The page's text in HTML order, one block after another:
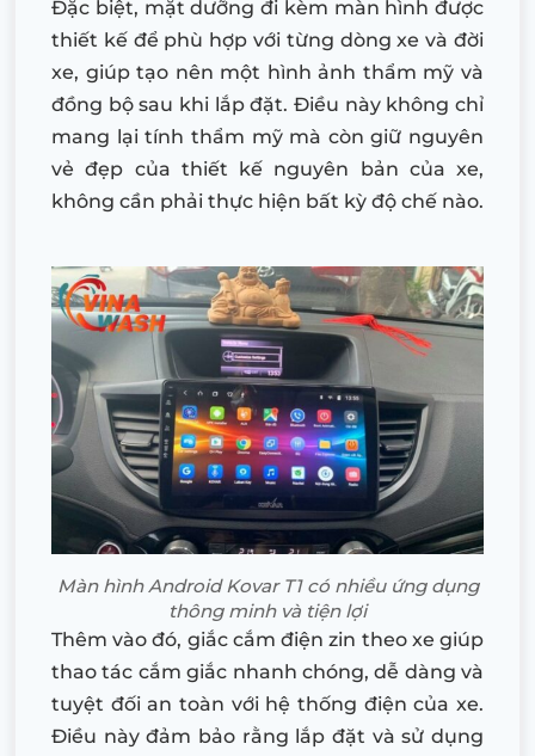
Đặc biệt, mặt dưỡng đi kèm màn hình được
thiết kế để phù hợp với từng dòng xe và đời
xe, giúp tạo nên một hình ảnh thẩm mỹ và
đồng bộ sau khi lắp đặt. Điều này không chỉ
mang lại tính thẩm mỹ mà còn giữ nguyên
vẻ đẹp của thiết kế nguyên bản của xe,
không cần phải thực hiện bất kỳ độ chế nào.
Màn hình Android Kovar T1 có nhiều ứng dụng
thông minh và tiện lợi
Thêm vào đó, giắc cắm điện zin theo xe giúp
thao tác cắm giắc nhanh chóng, dễ dàng và
tuyệt đối an toàn với hệ thống điện của xe.
Điều này đảm bảo rằng lắp đặt và sử dụng